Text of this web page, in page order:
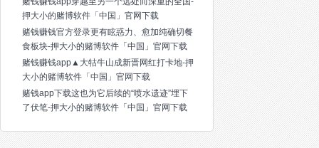
押大小的赌博软件「中国」官网下载
赌钱赚钱官方登录更有眩惑力、愈加纯确切餐
食板块-押大小的赌博软件「中国」官网下载
赌钱赚钱app▲大牯牛山成新晋网红打卡地-押
大小的赌博软件「中国」官网下载
赌钱app下载这也为它后续的“喷水遗迹”埋下
了伏笔-押大小的赌博软件「中国」官网下载